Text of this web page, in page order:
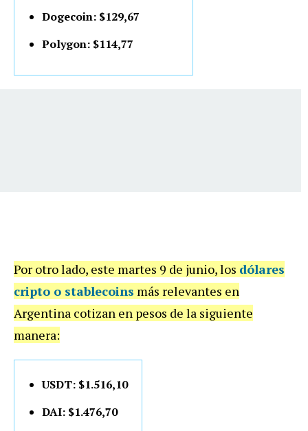
Dogecoin: $129,67
Polygon: $114,77
Por otro lado, este martes 9 de junio, los dólares
cripto o stablecoins más relevantes en
Argentina cotizan en pesos de la siguiente
manera:
USDT: $1.516,10
DAI: $1.476,70